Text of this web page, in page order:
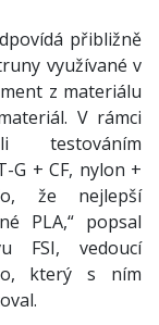
přibližně
využívané v
z materiálu
V rámci
testováním
G + CF, nylon +
že nejlepší
PLA,“ popsal
FSI, vedoucí
který s ním